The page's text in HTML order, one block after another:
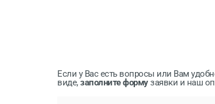
Если у Вас есть вопросы или Вам
виде,заполните формузаявки и наш